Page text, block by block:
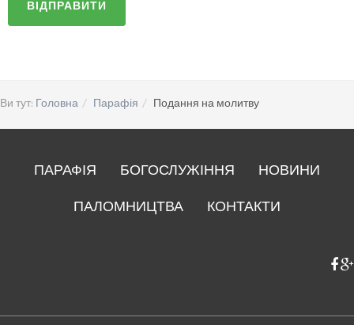
ВІДПРАВИТИ
Ви тут: Головна Парафія Подання на молитву
ПАРАФІЯ БОГОСЛУЖІННЯ
НОВИНИ
ПАЛОМНИЦТВА
КОНТАКТИ